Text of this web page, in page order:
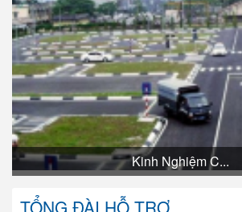
Kinh Nghiệm C...